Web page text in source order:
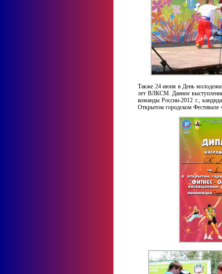
Также 24 июня в День молодежи
лет ВЛКСМ. Данное
команды России-2012 г.,
Открытом городском Фестивале